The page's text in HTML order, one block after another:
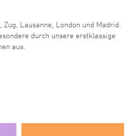
Lausanne, London und Madrid.
durch unsere erstklassige
aus.